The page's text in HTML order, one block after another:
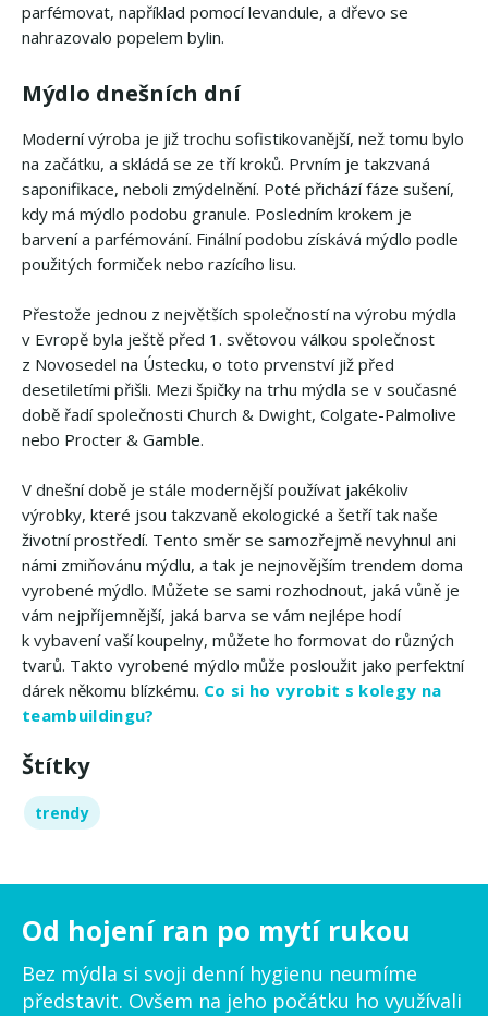
parfémovat, například pomocí levandule, a dřevo se
nahrazovalo popelem bylin.
Mýdlo dnešních dní
Moderní výroba je již trochu sofistikovanější, než tomu bylo
na začátku, a skládá se ze tří kroků. Prvním je takzvaná
saponifikace, neboli zmýdelnění. Poté přichází fáze sušení,
kdy má mýdlo podobu granule. Posledním krokem je
barvení a parfémování. Finální podobu získává mýdlo podle
použitých formiček nebo razícího lisu.
Přestože jednou z největších společností na výrobu mýdla
v Evropě byla ještě před 1. světovou válkou společnost
z Novosedel na Ústecku, o toto prvenství již před
desetiletími přišli. Mezi špičky na trhu mýdla se v současné
době řadí společnosti Church & Dwight, Colgate-Palmolive
nebo Procter & Gamble.
V dnešní době je stále modernější používat jakékoliv
výrobky, které jsou takzvaně ekologické a šetří tak naše
životní prostředí. Tento směr se samozřejmě nevyhnul ani
námi zmiňovánu mýdlu, a tak je nejnovějším trendem doma
vyrobené mýdlo. Můžete se sami rozhodnout, jaká vůně je
vám nejpříjemnější, jaká barva se vám nejlépe hodí
k vybavení vaší koupelny, můžete ho formovat do různých
tvarů. Takto vyrobené mýdlo může posloužit jako perfektní
dárek někomu blízkému. Co si ho vyrobit s kolegy na
teambuildingu?
Štítky
trendy
Od hojení ran po mytí rukou
Bez mýdla si svoji denní hygienu neumíme
představit. Ovšem na jeho počátku ho využívali